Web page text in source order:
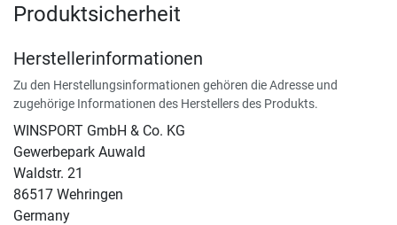
Produktsicherheit
Herstellerinformationen
Zu den Herstellungsinformationen gehören die Adresse und
zugehörige Informationen des Herstellers des Produkts.
WINSPORT GmbH & Co. KG
Gewerbepark Auwald
Waldstr. 21
86517 Wehringen
Germany